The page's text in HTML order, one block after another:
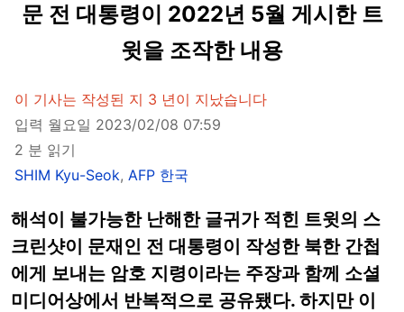
문 전 대통령이 2022년 5월 게시한 트
윗을 조작한 내용
이 기사는 작성된 지 3 년이 지났습니다
입력 월요일 2023/02/08 07:59
2 분 읽기
SHIM Kyu-Seok, AFP 한국
해석이 불가능한 난해한 글귀가 적힌 트윗의 스
크린샷이 문재인 전 대통령이 작성한 북한 간첩
에게 보내는 암호 지령이라는 주장과 함께 소셜
미디어상에서 반복적으로 공유됐다. 하지만 이